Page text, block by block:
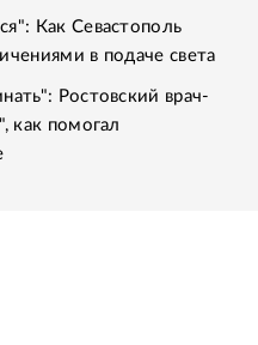
Как Севастополь
в подаче света
Ростовский врач-
как помогал